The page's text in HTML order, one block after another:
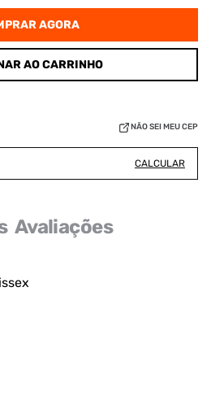
AGORA
AO CARRINHO
NÃO SEI MEU CEP
CALCULAR
Avaliações